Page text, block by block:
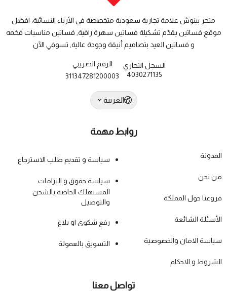
متجر بينوش علامة تجارية سعودية متخصصة في الأزياء النسائية، افضل
موقع فساتين يقدّم تشكيلة فساتين سهرة راقية, فساتين مناسبات فخمه
و فساتين العيد بتصاميم أنيقة وجودة عالية, تسوقي الآن
السجل التجاري
4030271135
الرقم الضريبي
311347281200003
العربية
روابط مهمة
المدونة
من نحن
فروعنا حول المملكة
الأسئلة الشائعة
سياسة الامان والخصوصية
الشروط و الاحكام
سياسة و تقديم طلب الاسترجاع
سياسة حقوق و التزامات
المستهلك الخاصة بالشحن
والتوصيل
رفع شكوى او بلاغ
التسويق بالعمولة
تواصل معنا